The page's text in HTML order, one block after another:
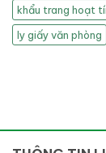
khẩu trang hoạt
ly giấy văn phòng